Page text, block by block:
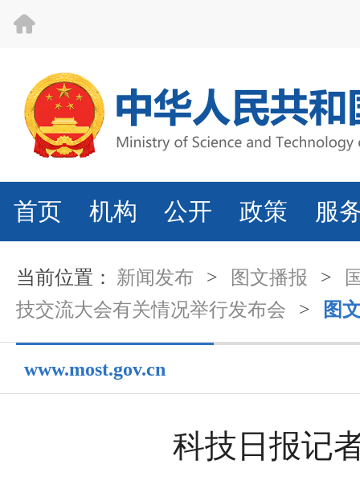
首页 机构 公开 政策 服
当前位置： 新闻发布 > 图文播报 >
技交流大会有关情况举行发布会
> 图
www.most.gov.cn
科技日报记